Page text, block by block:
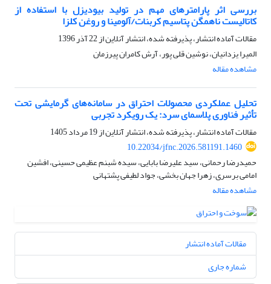
بررسی اثر پارامترهای مهم در تولید بیودیزل با استفاده از
کاتالیست ناهمگن پتاسیم کربنات/آلومینا و روغن کلزا
مقالات آماده انتشار، پذیرفته شده، انتشار آنلاین از22 آذر 1396
المیرا یزدانیان، نوشین قلی پور، آرش کامران پیرزمان
مشاهده مقاله
تحلیل عملکردی محصولات احتراق در سامانه‌های گرمایشی تحت
تأثیر فناوری پلاسمای سرد: یک رویکرد تجربی
مقالات آماده انتشار، پذیرفته شده، انتشار آنلاین از19 مرداد 1405
10.22034/jfnc.2026.581191.1460
حمیدرضا رحمانی، سید علیرضا بابایی، سیده شبنم عظیمی حسینی، افشین
امامی برسری، زهرا جهان بخشی، جواد لطیفی پشتهانی
مشاهده مقاله
مقالات آماده انتشار
شماره جاری